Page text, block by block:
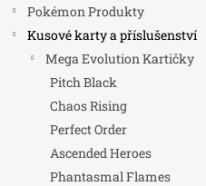
Pokémon Produkty
Kusové karty a příslušenství
Mega Evolution Kartičky
Pitch Black
Chaos Rising
Perfect Order
Ascended Heroes
Phantasmal Flames